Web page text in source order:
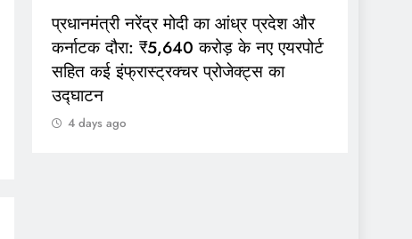
प्रधानमंत्री नरेंद्र मोदी का आंध्र प्रदेश और
कर्नाटक दौरा: ₹5,640 करोड़ के नए एयरपोर्ट
सहित कई इंफ्रास्ट्रक्चर प्रोजेक्ट्स का
उद्घाटन
4 days ago